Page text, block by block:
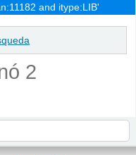
and itype:LIB'
2